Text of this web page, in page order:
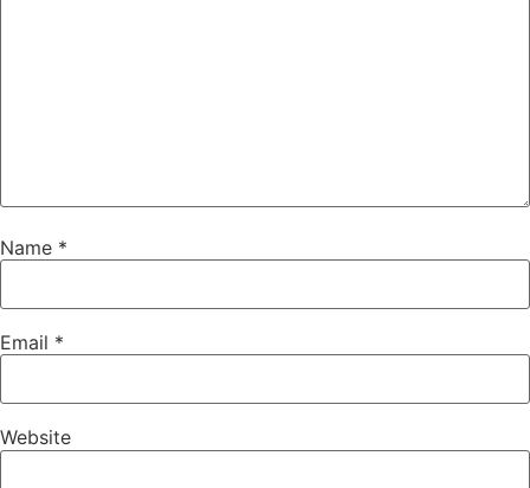
Name *
Email *
Website